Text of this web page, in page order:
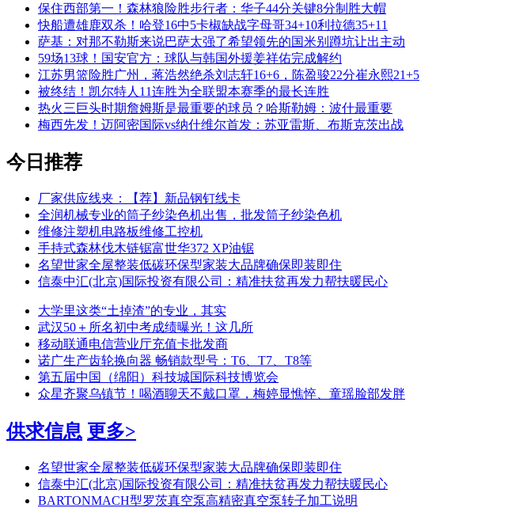
保住西部第一！森林狼险胜步行者：华子44分关键8分制胜大帽
快船遭雄鹿双杀！哈登16中5卡椒缺战字母哥34+10利拉德35+11
萨基：对那不勒斯来说巴萨太强了希望领先的国米别蹲坑让出主动
59场13球！国安官方：球队与韩国外援姜祥佑完成解约
江苏男篮险胜广州，蒋浩然绝杀刘志轩16+6，陈盈骏22分崔永熙21+5
被终结！凯尔特人11连胜为全联盟本赛季的最长连胜
热火三巨头时期詹姆斯是最重要的球员？哈斯勒姆：波什最重要
梅西先发！迈阿密国际vs纳什维尔首发：苏亚雷斯、布斯克茨出战
今日推荐
厂家供应线夹：【荐】新品钢钉线卡
全润机械专业的筒子纱染色机出售，批发筒子纱染色机
维修注塑机电路板维修工控机
手持式森林伐木链锯富世华372 XP油锯
名望世家全屋整装低碳环保型家装大品牌确保即装即住
信泰中汇(北京)国际投资有限公司：精准扶贫再发力帮扶暖民心
大学里这类“土掉渣”的专业，其实
武汉50＋所名初中考成绩曝光！这几所
移动联通电信营业厅充值卡批发商
诺广生产齿轮换向器 畅销款型号：T6、T7、T8等
第五届中国（绵阳）科技城国际科技博览会
众星齐聚乌镇节！喝酒聊天不戴口罩，梅婷显憔悴、童瑶脸部发胖
供求信息 更多>
名望世家全屋整装低碳环保型家装大品牌确保即装即住
信泰中汇(北京)国际投资有限公司：精准扶贫再发力帮扶暖民心
BARTONMACH型罗茨真空泵高精密真空泵转子加工说明